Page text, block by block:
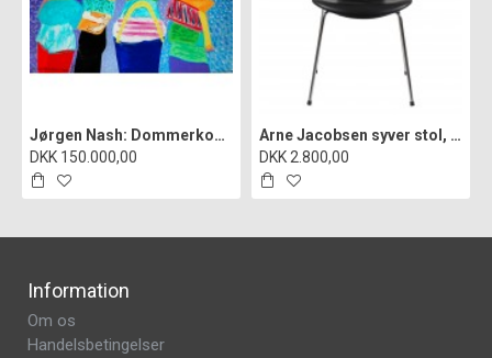
Jørgen Nash: Dommerkomiteen i Statens hemmelige kunstfond", cd
DKK 150.000,00
Arne Jacobsen syver stol, 3107, nypolstret i sort classic læder
DKK 2.800,00
Information
Om os
Handelsbetingelser